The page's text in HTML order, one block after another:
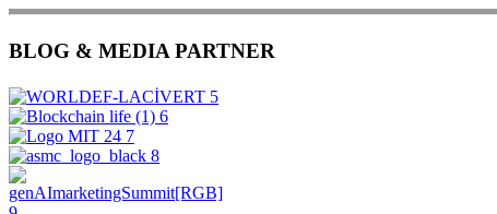
BLOG & MEDIA PARTNER